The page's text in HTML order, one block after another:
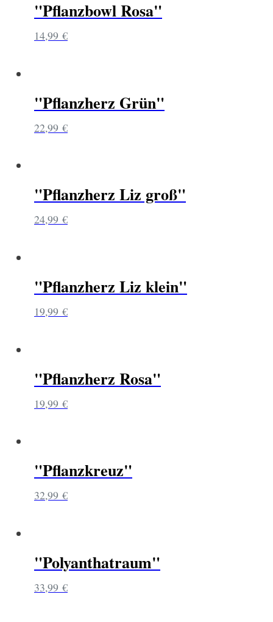
"Pflanzbowl Rosa"
14,99 €
"Pflanzherz Grün"
22,99 €
"Pflanzherz Liz groß"
24,99 €
"Pflanzherz Liz klein"
19,99 €
"Pflanzherz Rosa"
19,99 €
"Pflanzkreuz"
32,99 €
"Polyanthatraum"
33,99 €